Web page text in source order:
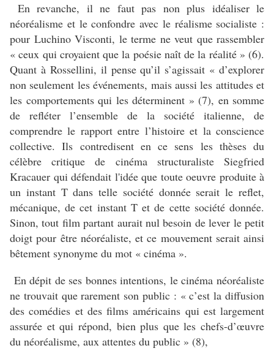
En revanche, il ne faut pas non plus idéaliser le
néoréalisme et le confondre avec le réalisme socialiste :
pour Luchino Visconti, le terme ne veut que rassembler
« ceux qui croyaient que la poésie naît de la réalité » (6).
Quant à Rossellini, il pense qu’il s’agissait « d’explorer
non seulement les événements, mais aussi les attitudes et
les comportements qui les déterminent » (7), en somme
de refléter l’ensemble de la société italienne, de
comprendre le rapport entre l’histoire et la conscience
collective. Ils contredisent en ce sens les thèses du
célèbre critique de cinéma structuraliste Siegfried
Kracauer qui défendait l'idée que toute oeuvre produite à
un instant T dans telle société donnée serait le reflet,
mécanique, de cet instant T et de cette société donnée.
Sinon, tout film partant aurait nul besoin de lever le petit
doigt pour être néoréaliste, et ce mouvement serait ainsi
bêtement synonyme du mot « cinéma ».
En dépit de ses bonnes intentions, le cinéma néoréaliste
ne trouvait que rarement son public : « c’est la diffusion
des comédies et des films américains qui est largement
assurée et qui répond, bien plus que les chefs-d’œuvre
du néoréalisme, aux attentes du public » (8),